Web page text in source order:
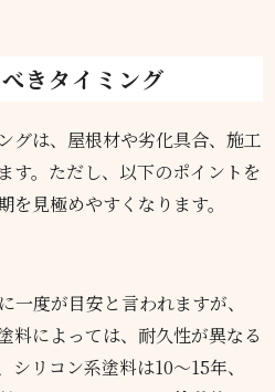
きタイミング
グは、屋根材や劣化具合、施工
す。ただし、以下のポイントを
見極めやすくなります。
一度が目安と言われますが、
料によっては、耐久性が異なる
リコン系塗料は10～15年、